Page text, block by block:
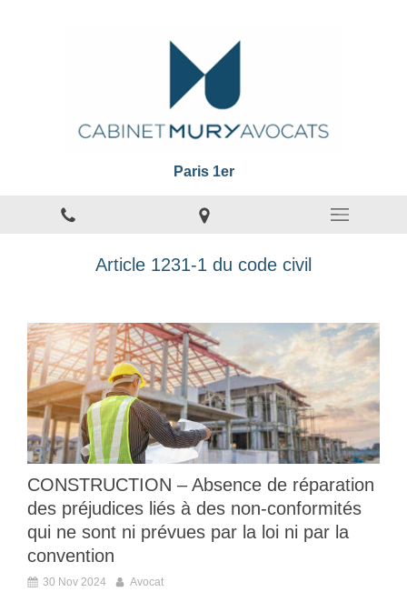
Paris 1er
Article 1231-1 du code civil
CONSTRUCTION – Absence de réparation
des préjudices liés à des non-conformités
qui ne sont ni prévues par la loi ni par la
convention
30 Nov 2024 Avocat